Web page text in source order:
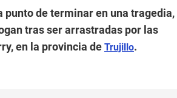
punto de terminar en una tragedia,
tras ser arrastradas por las
en la provincia de Trujillo.